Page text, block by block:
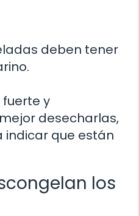
deben tener
fuerte y
desecharlas,
indicar que están
los